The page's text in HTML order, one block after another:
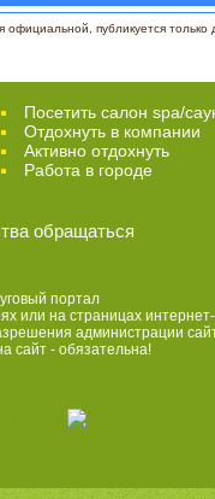
публикуется только
Посетить салон spa/
Отдохнуть в компании
Активно отдохнуть
Работа в городе
обращаться
портал
или на страницах интернет-
администрации
сайт - обязательна!